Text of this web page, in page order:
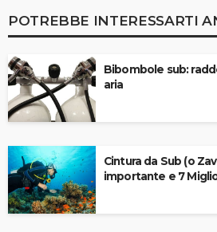
POTREBBE INTERESSARTI
Bibombole sub:
aria
Cintura da Sub (o
importante e 7